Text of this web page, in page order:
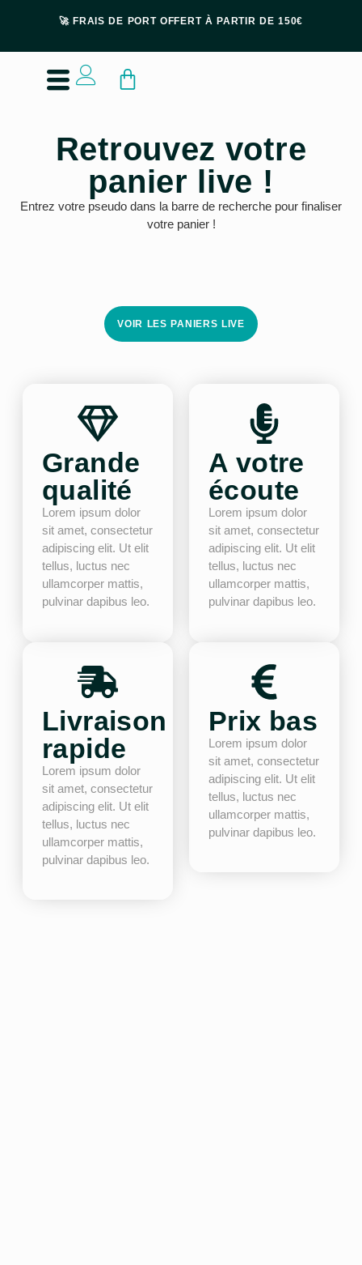
🚀 FRAIS DE PORT OFFERT À PARTIR DE 150€
Retrouvez votre
panier live !
Entrez votre pseudo dans la barre de recherche pour finaliser
votre panier !
VOIR LES PANIERS LIVE
A votre
écoute
Lorem ipsum dolor
sit amet, consectetur
adipiscing elit. Ut elit
tellus, luctus nec
ullamcorper mattis,
pulvinar dapibus leo.
Prix bas
Lorem ipsum dolor
sit amet, consectetur
adipiscing elit. Ut elit
tellus, luctus nec
ullamcorper mattis,
pulvinar dapibus leo.
Grande
qualité
Lorem ipsum dolor
sit amet, consectetur
adipiscing elit. Ut elit
tellus, luctus nec
ullamcorper mattis,
pulvinar dapibus leo.
Livraison
rapide
Lorem ipsum dolor
sit amet, consectetur
adipiscing elit. Ut elit
tellus, luctus nec
ullamcorper mattis,
pulvinar dapibus leo.